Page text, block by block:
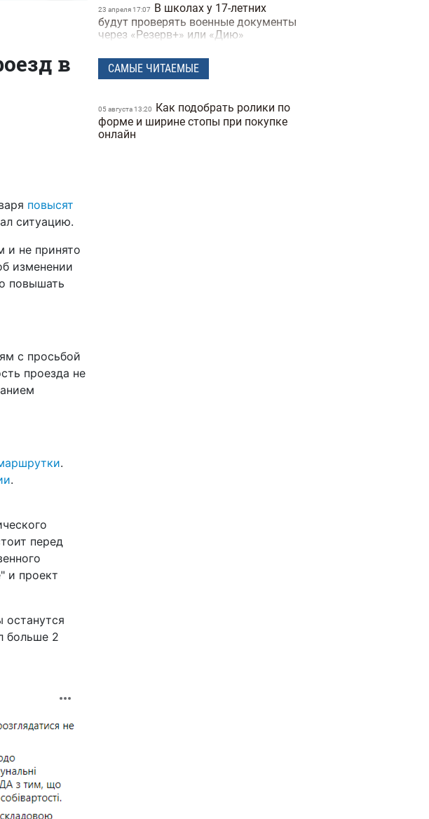
в
повысят
ситуацию.
и не принято
изменении
повышать
с просьбой
проезда не
.
.
перед
и проект
останутся
больше 2
23 апреля 17:07
В школах у 17-летних
будут проверять военные документы
через «Резерв+» или «Дию»
22 апреля 15:07 Полиция Мексики
несколько дней не могла найти
21 апреля 16:19 "Не спасайте меня,
помогите папе" — прокуратура
САМЫЕ ЧИТАЕМЫЕ
05 августа 13:20
Как подобрать ролики по
форме и ширине стопы при покупке
онлайн